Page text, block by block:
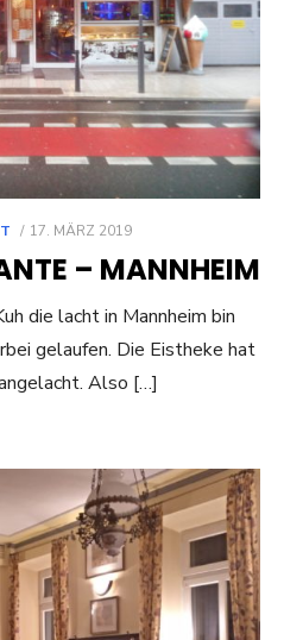
POSTED
17. MÄRZ 2019
– MANNHEIM
die lacht in Mannheim bin
gelaufen. Die Eistheke hat
Also […]